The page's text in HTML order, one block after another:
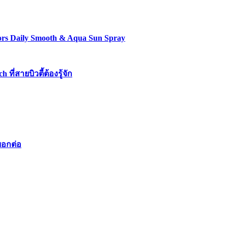
Daily Smooth & Aqua Sun Spray
ที่สายบิวตี้ต้องรู้จัก
อกต่อ